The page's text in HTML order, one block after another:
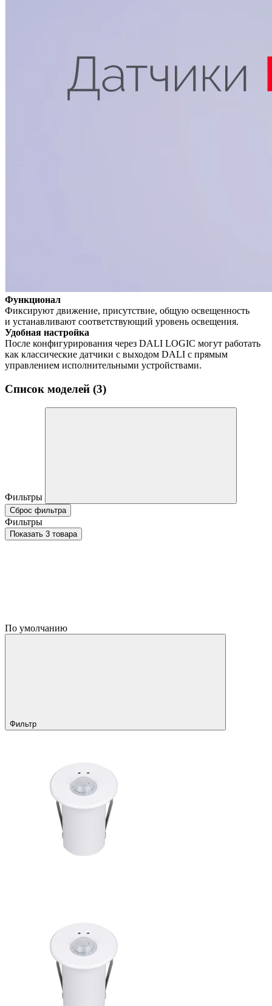
Функционал
Фиксируют движение, присутствие, общую освещенность
и устанавливают соответствующий уровень освещения.
Удобная настройка
После конфигурирования через DALI LOGIC могут работать
как классические датчики с выходом DALI с прямым
управлением исполнительными устройствами.
Список моделей (3)
Фильтры
Сброс фильтра
Фильтры
Показать 3 товара
По умолчанию
Фильтр